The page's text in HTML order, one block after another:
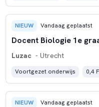
NIEUW Vandaag geplaatst
Luzac - Utrecht
Voortgezet onderwijs 0,4
NIEUW Vandaag geplaatst